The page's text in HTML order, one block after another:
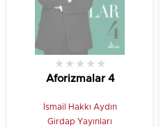
Aforizmalar 4
★ ★ ★ ★ ★
İsmail Hakkı Aydın
Girdap Yayınları